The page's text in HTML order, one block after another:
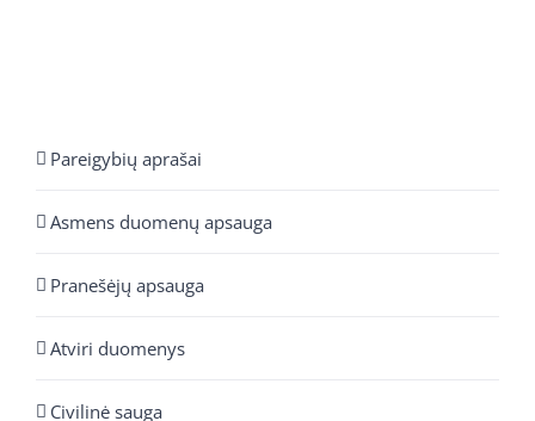
Pareigybių aprašai
Asmens duomenų apsauga
Pranešėjų apsauga
Atviri duomenys
Civilinė sauga